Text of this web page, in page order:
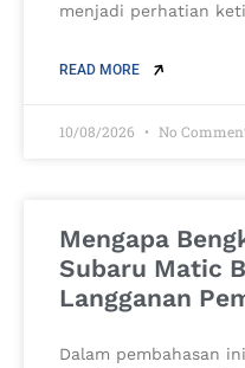
menjadi perhatian
READ MORE
10/08/2026 No
Mengapa
Subaru Matic
Langganan
Dalam pembahasan